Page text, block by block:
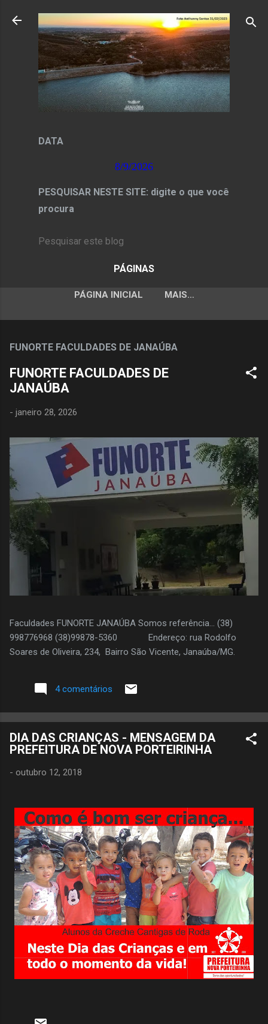
Pular para o conteúdo principal
DATA
8/9/2026
PESQUISAR NESTE SITE: digite o que você
procura
PÁGINAS
PÁGINA INICIAL MAIS…
FUNORTE FACULDADES DE JANAÚBA
FUNORTE FACULDADES DE
JANAÚBA
- janeiro 28, 2026
Faculdades FUNORTE JANAÚBA Somos referência... (38)
998776968 (38)99878-5360 Endereço: rua Rodolfo
Soares de Oliveira, 234, Bairro São Vicente, Janaúba/MG.
4 comentários
DIA DAS CRIANÇAS - MENSAGEM DA
PREFEITURA DE NOVA PORTEIRINHA
- outubro 12, 2018